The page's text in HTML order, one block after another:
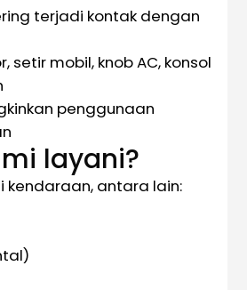
terjadi kontak dengan
mobil, knob AC, konsol
penggunaan
layani?
kendaraan, antara lain: